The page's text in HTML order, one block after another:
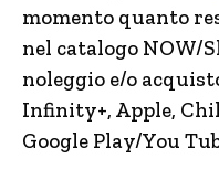
momento quanto
nel catalogo NOW/
noleggio e/o
Infinity+, Apple,
Google Play/You